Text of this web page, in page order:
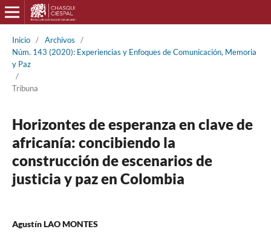
Inicio / Archivos
/
Núm. 143 (2020): Experiencias y Enfoques de Comunicación, Memoria
y Paz
/
Tribuna
Horizontes de esperanza en clave de
africanía: concibiendo la
construcción de escenarios de
justicia y paz en Colombia
Agustín LAO MONTES